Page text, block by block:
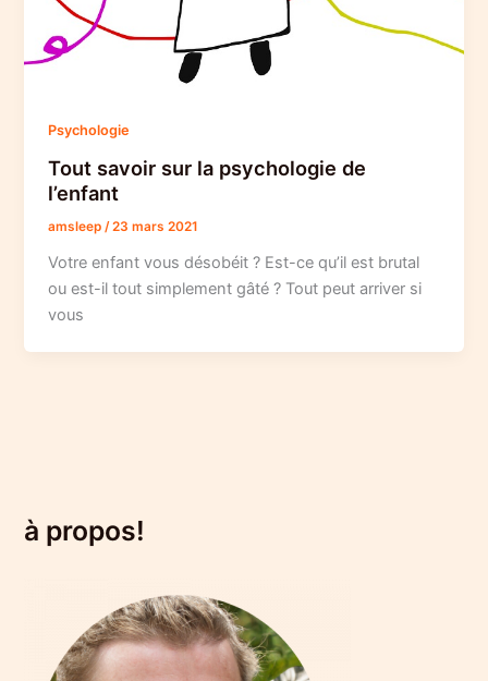
Psychologie
Tout savoir sur la psychologie de
l’enfant
amsleep/23 mars 2021
Votre enfant vous désobéit ? Est-ce qu’il est brutal
ou est-il tout simplement gâté ? Tout peut arriver si
vous
à propos!